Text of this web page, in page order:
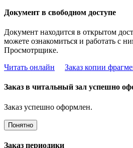
Документ в свободном доступе
Документ находится в открытом
можете ознакомиться и работать с
Просмотрщике.
Читать онлайн
Заказ копии
Заказ в читальный зал успешно
Заказ успешно оформлен.
Понятно
Заказ периодики